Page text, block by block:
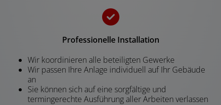
Professionelle Installation
Wir koordinieren alle beteiligten Gewerke
Wir passen Ihre Anlage individuell auf Ihr Gebäude
an
Sie können sich auf eine sorgfältige und
termingerechte Ausführung aller Arbeiten verlassen